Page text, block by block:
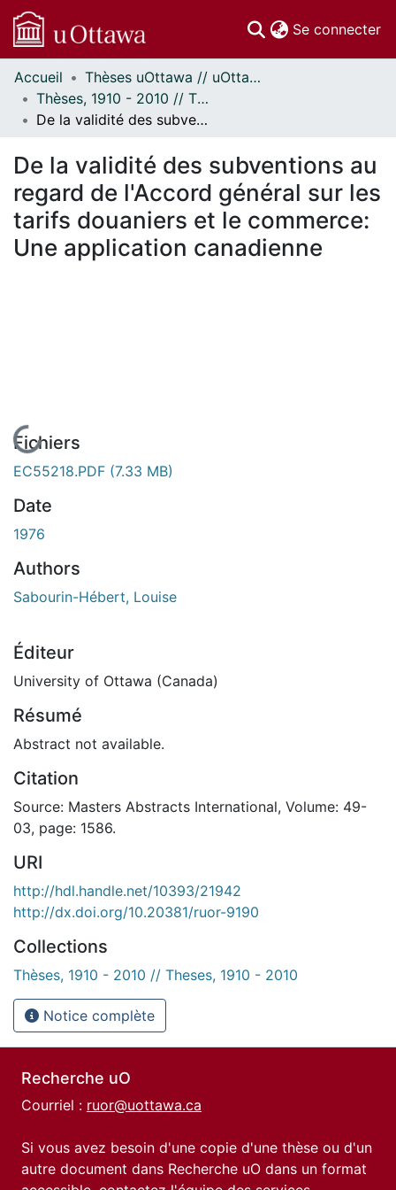
Se connecter
Communautés
et collections
Parcourir
À propos
Accueil
Thèses uOttawa // uOttawa Theses
Thèses, 1910 - 2010 // Theses, 1910 - 2010
De la validité des subventions au regard de l'Accord général sur les tarifs douaniers et le commerce: Une application canadienne
De la validité des subventions au
regard de l'Accord général sur les
tarifs douaniers et le commerce:
Une application canadienne
En cours de chargement...
Fichiers
EC55218.PDF (7.33 MB)
Date
1976
Authors
Sabourin-Hébert, Louise
Éditeur
University of Ottawa (Canada)
Résumé
Abstract not available.
Citation
Source: Masters Abstracts International, Volume: 49-
03, page: 1586.
URI
http://hdl.handle.net/10393/21942
http://dx.doi.org/10.20381/ruor-9190
Collections
Thèses, 1910 - 2010 // Theses, 1910 - 2010
Notice complète
Recherche uO
Courriel : ruor@uottawa.ca
Si vous avez besoin d'une copie d'une thèse ou d'un
autre document dans Recherche uO dans un format